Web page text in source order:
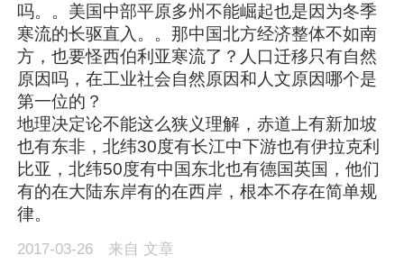
吗。。美国中部平原多州不能崛起也是因为冬季
寒流的长驱直入。。那中国北方经济整体不如南
方，也要怪西伯利亚寒流了？人口迁移只有自然
原因吗，在工业社会自然原因和人文原因哪个是
第一位的？
地理决定论不能这么狭义理解，赤道上有新加坡
也有东非，北纬30度有长江中下游也有伊拉克利
比亚，北纬50度有中国东北也有德国英国，他们
有的在大陆东岸有的在西岸，根本不存在简单规
律。
2017-03-26 来自 文章